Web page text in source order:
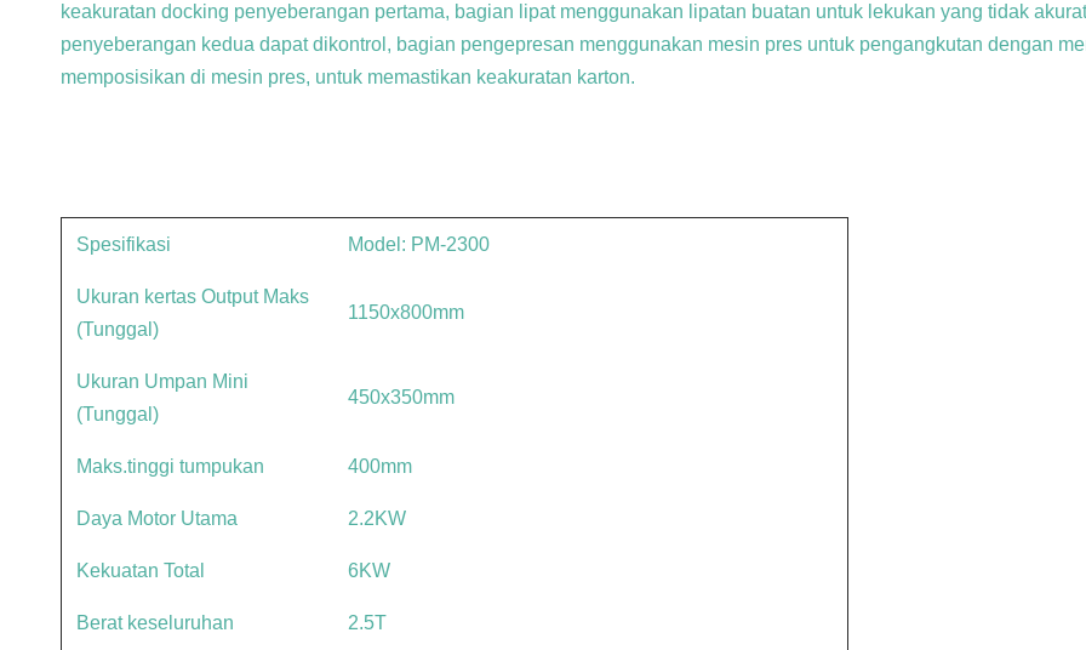
keakuratan docking penyeberangan pertama, bagian lipat menggunakan lipatan buatan untuk lekukan yang tidak
penyeberangan kedua dapat dikontrol, bagian pengepresan menggunakan mesin pres untuk pengangkutan dengan
memposisikan di mesin pres, untuk memastikan keakuratan karton.
Spesifikasi Model: PM-2300
Ukuran kertas Output Maks
(Tunggal)
1150x800mm
Ukuran Umpan Mini
(Tunggal)
450x350mm
Maks.tinggi tumpukan 400mm
Daya Motor Utama 2.2KW
Kekuatan Total 6KW
Berat keseluruhan 2.5T